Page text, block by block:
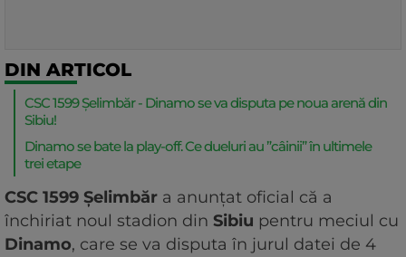
DIN ARTICOL
CSC 1599 Șelimbăr - Dinamo se va disputa pe noua arenă din
Sibiu!
Dinamo se bate la play-off. Ce dueluri au ”câinii” în ultimele
trei etape
CSC 1599 Șelimbăr a anunțat oficial că a
închiriat noul stadion din Sibiu pentru meciul cu
Dinamo, care se va disputa în jurul datei de 4